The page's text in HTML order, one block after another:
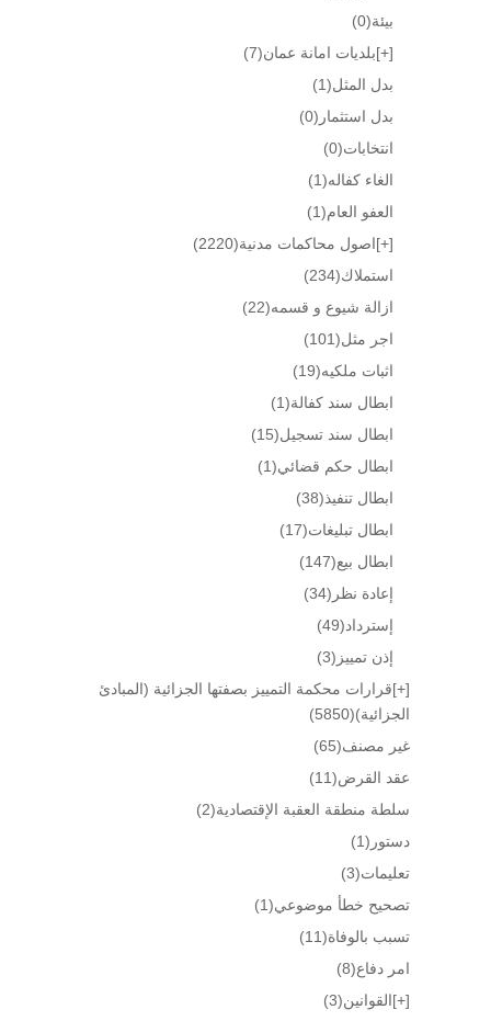
بيئة(0)
[+]بلديات امانة عمان(7)
بدل المثل(1)
بدل استثمار (0)
انتخابات(0)
الغاء كفاله(1)
العفو العام(1)
[+]اصول محاكمات مدنية(2220)
استملاك(234)
ازالة شيوع و قسمه(22)
اجر مثل(101)
اثبات ملكيه(19)
ابطال سند كفالة(1)
ابطال سند تسجيل(15)
ابطال حكم قضائي(1)
ابطال تنفيذ(38)
ابطال تبليغات(17)
ابطال بيع(147)
إعادة نظر (34)
إسترداد(49)
إذن تمييز (3)
[+]قرارات محكمة التمييز بصفتها الجزائية (المبادئ
الجزائية)(5850)
غير مصنف(65)
عقد القرض(11)
سلطة منطقة العقبة الإقتصادية(2)
دستور (1)
تعليمات(3)
تصحيح خطأ موضوعي(1)
تسبب بالوفاة(11)
امر دفاع(8)
[+]القوانين(3)